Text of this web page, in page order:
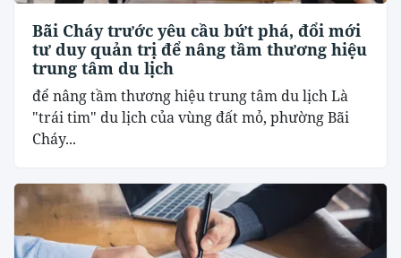
Bãi Cháy trước yêu cầu bứt phá, đổi mới
tư duy quản trị để nâng tầm thương hiệu
trung tâm du lịch
để nâng tầm thương hiệu trung tâm du lịch Là
"trái tim" du lịch của vùng đất mỏ, phường Bãi
Cháy...